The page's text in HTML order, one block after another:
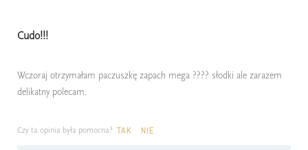
Cudo!!!
Wczoraj otrzymałam paczuszkę zapach mega ???? słodki ale zarazem
delikatny polecam.
Czy ta opinia była pomocna? TAK NIE